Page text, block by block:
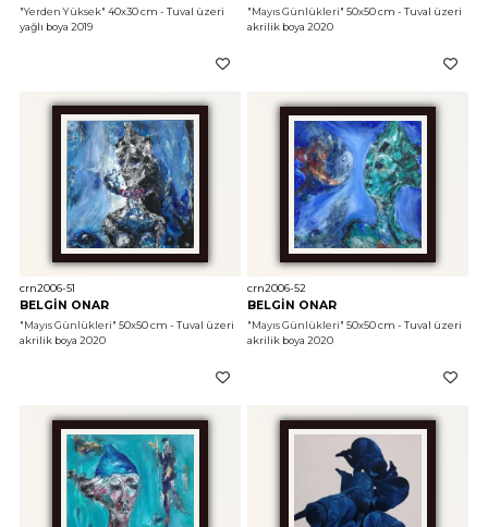
"Yerden Yüksek" 40x30 cm - Tuval üzeri
yağlı boya 2019
"Mayıs Günlükleri" 50x50 cm - Tuval üzeri
akrilik boya 2020
crn2006-51
BELGİN ONAR
"Mayıs Günlükleri" 50x50 cm - Tuval üzeri
akrilik boya 2020
crn2006-52
BELGİN ONAR
"Mayıs Günlükleri" 50x50 cm - Tuval üzeri
akrilik boya 2020